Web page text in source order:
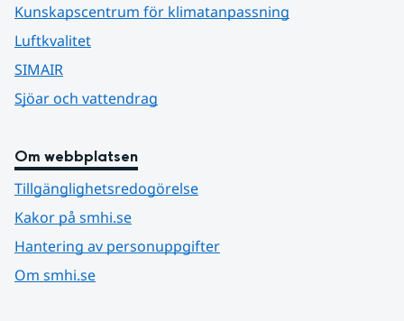
Kunskapscentrum för klimatanpassning
Luftkvalitet
SIMAIR
Sjöar och vattendrag
Om webbplatsen
Tillgänglighetsredogörelse
Kakor på smhi.se
Hantering av personuppgifter
Om smhi.se